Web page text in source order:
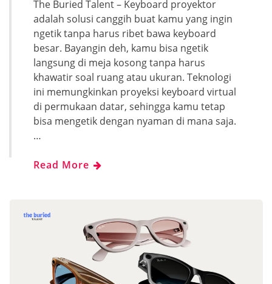
The Buried Talent – Keyboard proyektor
adalah solusi canggih buat kamu yang ingin
ngetik tanpa harus ribet bawa keyboard
besar. Bayangin deh, kamu bisa ngetik
langsung di meja kosong tanpa harus
khawatir soal ruang atau ukuran. Teknologi
ini memungkinkan proyeksi keyboard virtual
di permukaan datar, sehingga kamu tetap
bisa mengetik dengan nyaman di mana saja.
…
Read More